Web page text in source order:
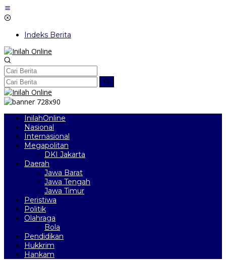
Lewati
ke
Indeks Berita
InilahOnline
Nasional
Internasional
Megapolitan
DKI Jakarta
Daerah
Jawa Barat
Jawa Tengah
Jawa Timur
Peristiwa
Politik
Olahraga
Bola
Pendidikan
Hukkrim
Hankam